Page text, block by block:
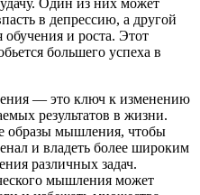
Один из них может
в депрессию, а другой
и роста. Этот
большего успеха в
— это ключ к изменению
результатов в жизни.
образы мышления, чтобы
и владеть более широким
различных задач.
мышления может